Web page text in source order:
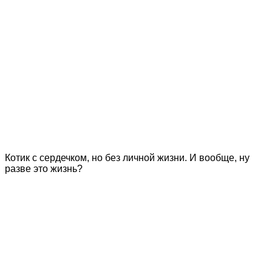
Котик с сердечком, но без личной жизни. И вообще, ну
разве это жизнь?